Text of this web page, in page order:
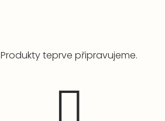
Produkty teprve připravujeme.